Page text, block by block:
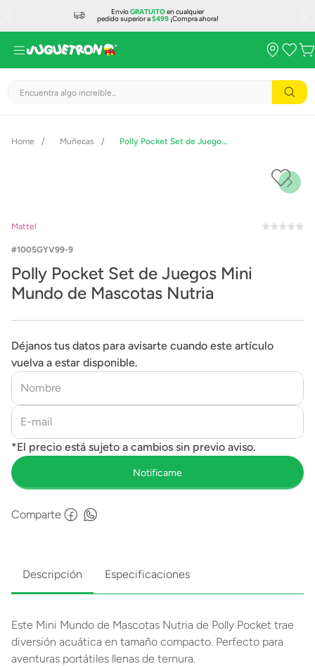
EnvíoGRATUITOen cualquier
pedido superior a$499¡Compra ahora!
Encuentra algo increíble...
Muñecas Polly Pocket Set de Juegos Mini Mundo de Mascotas Nutria
Mattel
1005GYV99-9
Polly Pocket Set de Juegos Mini
Mundo de Mascotas Nutria
Déjanos tus datos para avisarte cuando este artículo
vuelva a estar disponible.
Comparte
Descripción Especificaciones
Este Mini Mundo de Mascotas Nutria de Polly Pocket trae
diversión acuática en tamaño compacto. Perfecto para
aventuras portátiles llenas de ternura.